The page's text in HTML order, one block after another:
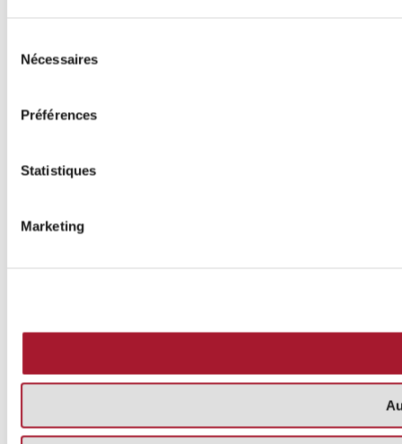
Nécessaires
Préférences
Statistiques
Marketing